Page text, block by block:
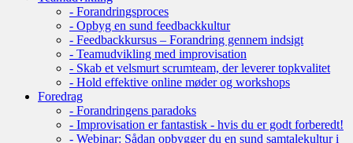
- Forandringsproces
- Opbyg en sund feedbackkultur
- Feedbackkursus – Forandring gennem indsigt
- Teamudvikling med improvisation
- Skab et velsmurt scrumteam, der leverer topkvalitet
- Hold effektive online møder og workshops
Foredrag
- Forandringens paradoks
- Improvisation er fantastisk - hvis du er godt forberedt!
- Webinar: Sådan opbygger du en sund samtalekultur i